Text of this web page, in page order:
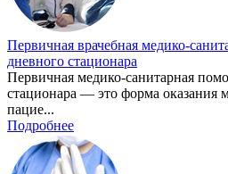
Первичная врачебная медико-
дневного стационара
Первичная медико-санитарная
стационара — это форма оказания
пацие...
Подробнее